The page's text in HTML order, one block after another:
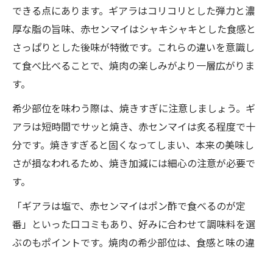
できる点にあります。ギアラはコリコリとした弾力と濃
厚な脂の旨味、赤センマイはシャキシャキとした食感と
さっぱりとした後味が特徴です。これらの違いを意識し
て食べ比べることで、焼肉の楽しみがより一層広がりま
す。
希少部位を味わう際は、焼きすぎに注意しましょう。ギ
アラは短時間でサッと焼き、赤センマイは炙る程度で十
分です。焼きすぎると固くなってしまい、本来の美味し
さが損なわれるため、焼き加減には細心の注意が必要で
す。
「ギアラは塩で、赤センマイはポン酢で食べるのが定
番」といった口コミもあり、好みに合わせて調味料を選
ぶのもポイントです。焼肉の希少部位は、食感と味の違